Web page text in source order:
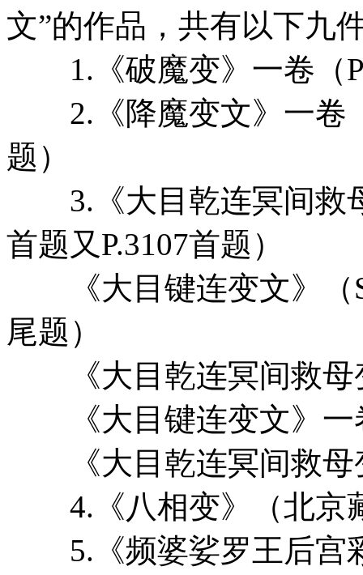
文”的作品，共有以下九
1.《破魔变》一卷（
2.《降魔变文》一卷
题）
3.《大目乾连冥间救
首题又P.3107首题）
《大目键连变文》（
尾题）
《大目乾连冥间救母
《大目键连变文》一
《大目乾连冥间救母
4.《八相变》（北京
5.《频婆娑罗王后宫